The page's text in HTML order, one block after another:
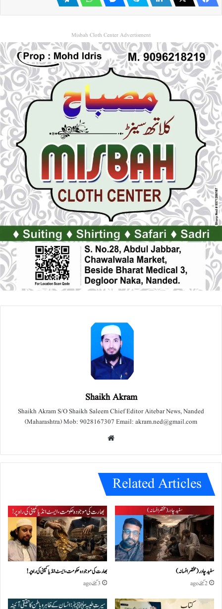
Misbah Cloth Center Advertisment
Shaikh Akram
Shaikh Akram S/O Shaikh Saleem Chief Editor Aitebar News, Nanded
(Maharashtra) Mob: 9028167307 Email: akram.ned@gmail.com
e
Related Articles
سفید چادر( مختصر افسانہ)
2 گھنٹے ago
بھارت کی موجودہ حکومت،ایسٹ انڈیا کمپنی کی راہ پر!
3 گھنٹے ago